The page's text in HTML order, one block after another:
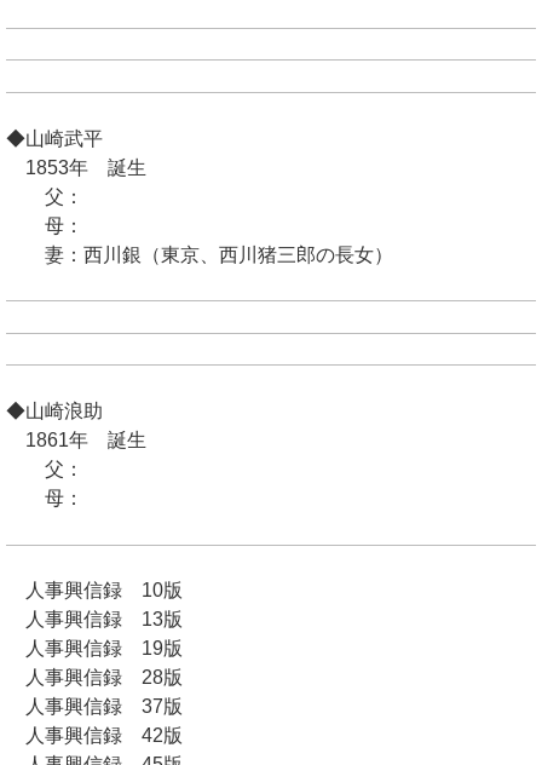
◆山崎武平
1853年 誕生
父：
母：
妻：西川銀（東京、西川猪三郎の長女）
◆山崎浪助
1861年 誕生
父：
母：
人事興信録 10版
人事興信録 13版
人事興信録 19版
人事興信録 28版
人事興信録 37版
人事興信録 42版